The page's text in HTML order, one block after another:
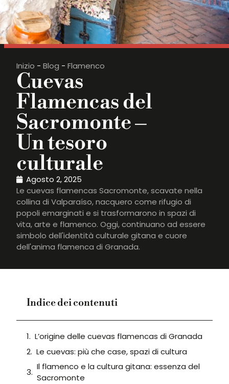
Inizio - Blog - Flamenco
Cuevas
Flamencas del
Sacromonte –
Un tesoro
culturale
Agosto 2, 2025
Le cuevas flamencas Sacromonte, scavate nella
collina di Valparaíso, nacquero come rifugio di
popoli emarginati e si trasformarono in spazi di
vita, arte e flamenco. Oggi, continuano ad essere
simbolo dell'identità culturale gitana e cuore
dell'anima flamenca di Granada.
Indice dei contenuti
L’origine delle cuevas flamencas di Granada
Le cuevas: più che case, spazi di cultura
Il flamenco e la cultura gitana: essenza del
Sacromonte